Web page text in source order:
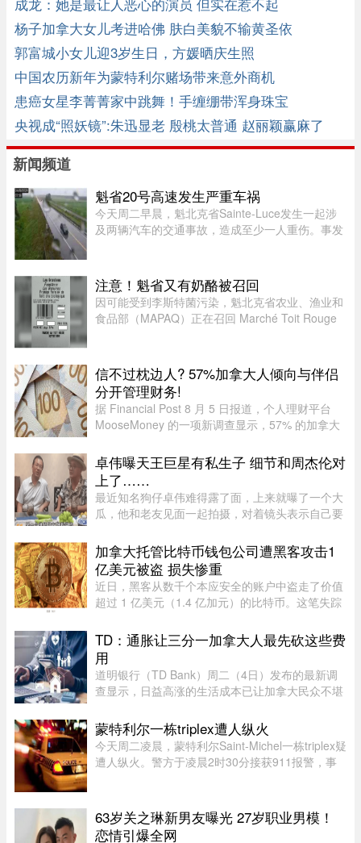
杨子加拿大女儿考进哈佛 肤白美貌不输黄圣依
郭富城小女儿迎3岁生日，方媛晒庆生照
中国农历新年为蒙特利尔赌场带来意外商机
患癌女星李菁菁家中跳舞！手缠绷带浑身珠宝
央视成“照妖镜”:朱迅显老 殷桃太普通 赵丽颖赢麻了
新闻频道
魁省20号高速发生严重车祸
今天周二早晨，魁北克省Sainte-Luce发生一起涉
及两辆汽车的交通事故，造成至少一人重伤。事发
处。目前事故具体原因尚未公布 ...
注意！魁省又有奶酪被召回
因可能受到李斯特菌污染，魁北克省农业、渔业和
食品部（MAPAQ）正在召回 Marché Toit Rouge
年 7 月 6 日至 16 ...
信不过枕边人? 57%加拿大人倾向与伴侣
分开管理财务!
据 Financial Post 8 月 5 日报道，个人理财平台
MooseMoney 的一项新调查显示，57% 的加拿大
调查于 6 月收集了 639 名加拿大成年人的反馈，
发现在稳定关系中，最受欢 ...
卓伟曝天王巨星有私生子 细节和周杰伦对
上了……
最近知名狗仔卓伟难得露了面，上来就曝了一个大
瓜，他和老友见面一起拍摄，对着镜头表示自己要
下，卓伟爆料之前明确表示，故事就是故事，他手
头也没有真凭实据，建议大 ...
加拿大托管比特币钱包公司遭黑客攻击1
亿美元被盗 损失惨重
近日，黑客从数千个本应安全的账户中盗走了价值
超过 1 亿美元（1.4 亿加元）的比特币。这笔失踪
钱包的软件漏洞。冷钱包除了私密密码（“密钥”）
之外，还配有实体 ...
TD：通胀让三分一加拿大人最先砍这些费
用
道明银行（TD Bank）周二（4日）发布的最新调
查显示，日益高涨的生活成本已让加拿大民众不堪
Global News报道，道明保险（TD Insurance）的
数据指出，33%的加拿大民众为了节 ...
蒙特利尔一栋triplex遭人纵火
今天周二凌晨，蒙特利尔Saint-Michel一栋triplex疑
遭人纵火。警方于凌晨2时30分接获911报警，事
现了助燃物，初步调查显示 ...
63岁关之琳新男友曝光 27岁职业男模！
恋情引爆全网